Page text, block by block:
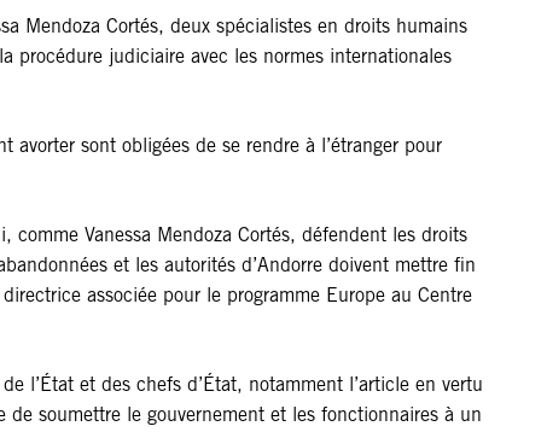
Mendoza Cortés, deux spécialistes en droits humains
procédure judiciaire avec les normes internationales
avorter sont obligées de se rendre à l’étranger pour
comme Vanessa Mendoza Cortés, défendent les droits
et les autorités d’Andorre doivent mettre fin
associée pour le programme Europe au Centre
l’État et des chefs d’État, notamment l’article en vertu
soumettre le gouvernement et les fonctionnaires à un